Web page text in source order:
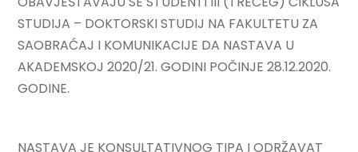
STUDIJA – DOKTORSKI STUDIJ NA FAKULTETU ZA
SAOBRAĆAJ I KOMUNIKACIJE DA NASTAVA U
AKADEMSKOJ 2020/21. GODINI POČINJE 28.12.2020.
GODINE.
NASTAVA JE KONSULTATIVNOG TIPA I ODRŽAVAT